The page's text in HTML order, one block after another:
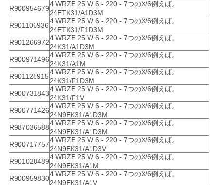
R900954679
4 WRZE 25 W 6 - 220 - 7つのX/6例えば。
24ETK31/A1D3M
R901106936
4 WRZE 25 W 6 - 220 - 7つのX/6例えば。
24ETK31/F1D3M
R901266972
4 WRZE 25 W 6 - 220 - 7つのX/6例えば。
24K31/A1D3M
R900971496
4 WRZE 25 W 6 - 220 - 7つのX/6例えば。
24K31/A1M
R901128915
4 WRZE 25 W 6 - 220 - 7つのX/6例えば。
24K31/F1D3M
R900731843
4 WRZE 25 W 6 - 220 - 7つのX/6例えば。
24K31/F1V
R900771426
4 WRZE 25 W 6 - 220 - 7つのX/6例えば。
24N9EK31/A1D3M
R987036588
4 WRZE 25 W 6 - 220 - 7つのX/6例えば。
24N9EK31/A1D3M
R900717757
4 WRZE 25 W 6 - 220 - 7つのX/6例えば。
24N9EK31/A1D3V
R901028489
4 WRZE 25 W 6 - 220 - 7つのX/6例えば。
24N9EK31/A1M
R900959830
4 WRZE 25 W 6 - 220 - 7つのX/6例えば。
24N9EK31/A1V